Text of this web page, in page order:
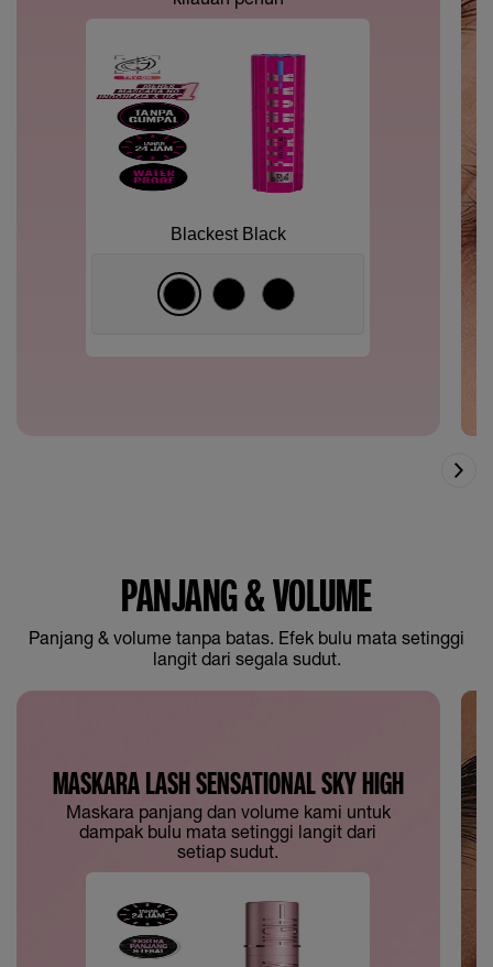
Blackest Black
PANJANG & VOLUME
Panjang & volume tanpa batas. Efek bulu mata setinggi
langit dari segala sudut.
MASKARA LASH SENSATIONAL SKY HIGH
Maskara panjang dan volume kami untuk
dampak bulu mata setinggi langit dari
setiap sudut.